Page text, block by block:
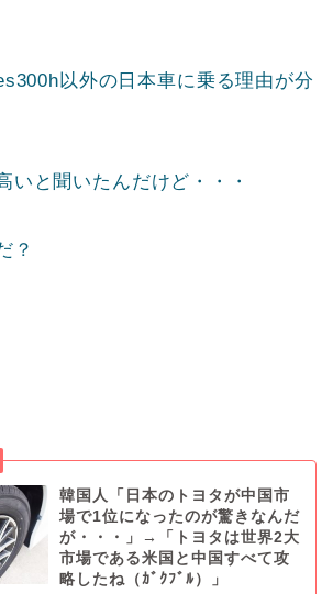
以外の日本車に乗る理由が分
いと聞いたんだけど・・・
？
韓国人「日本のトヨタが中国市
場で1位になったのが驚きなんだ
が・・・」→「トヨタは世界2大
市場である米国と中国すべて攻
略したね（ｶﾞｸﾌﾞﾙ）」